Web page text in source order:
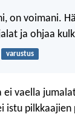
on voimani.
ja ohjaa
varustus
ei vaella
istu pilkkaajien